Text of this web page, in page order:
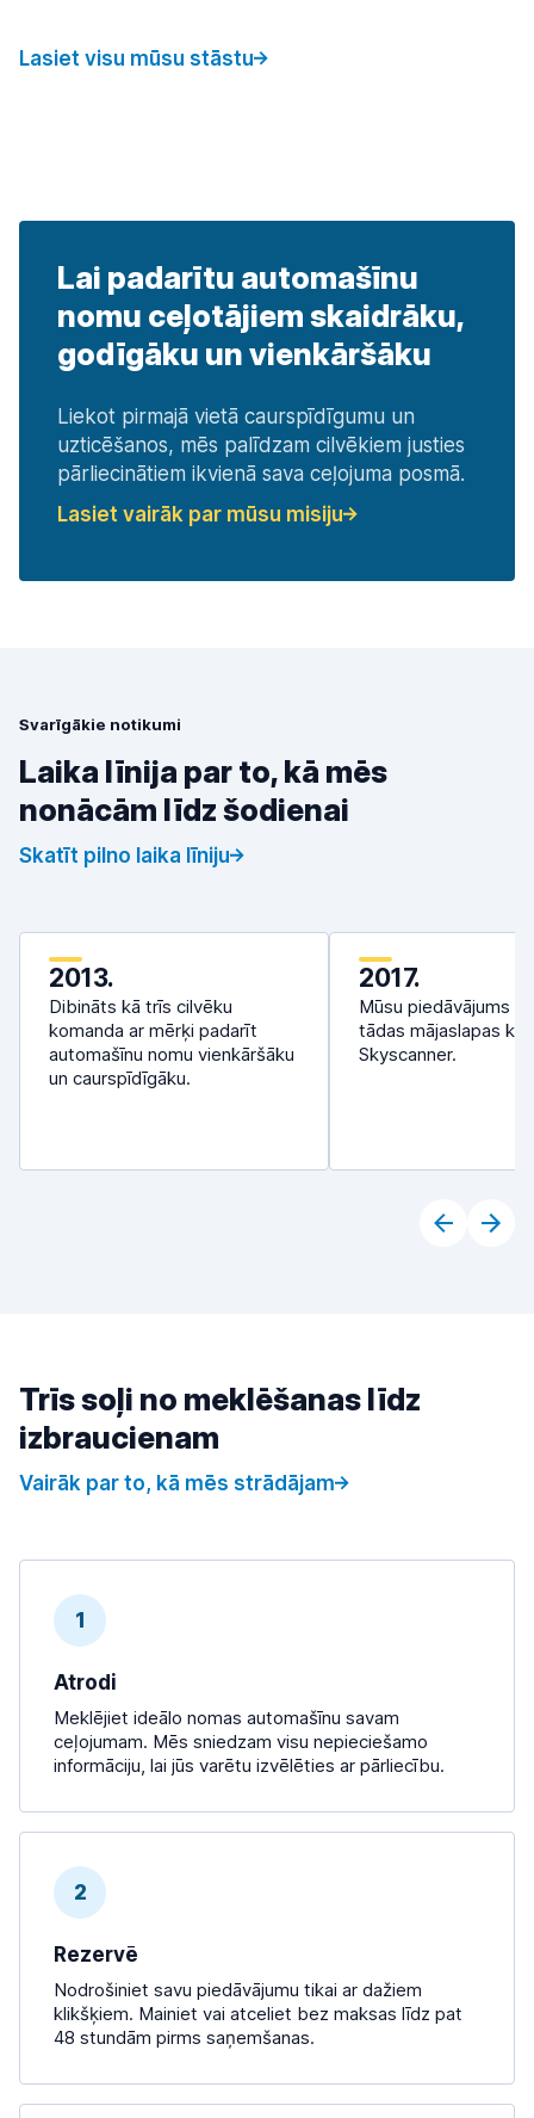
Lasiet visu mūsu stāstu
Lai padarītu automašīnu
nomu ceļotājiem skaidrāku,
godīgāku un vienkāršāku
Liekot pirmajā vietā caurspīdīgumu un
uzticēšanos, mēs palīdzam cilvēkiem justies
pārliecinātiem ikvienā sava ceļojuma posmā.
Lasiet vairāk par mūsu misiju
Svarīgākie notikumi
Laika līnija par to, kā mēs
nonācām līdz šodienai
Skatīt pilno laika līniju
2013.
Dibināts kā trīs cilvēku
komanda ar mērķi padarīt
automašīnu nomu vienkāršāku
un caurspīdīgāku.
2017.
Mūsu piedāvājums
tādas mājaslapas kā
Skyscanner.
Trīs soļi no meklēšanas līdz
izbraucienam
Vairāk par to, kā mēs strādājam
1
Atrodi
Meklējiet ideālo nomas automašīnu savam
ceļojumam. Mēs sniedzam visu nepieciešamo
informāciju, lai jūs varētu izvēlēties ar pārliecību.
2
Rezervē
Nodrošiniet savu piedāvājumu tikai ar dažiem
klikšķiem. Mainiet vai atceliet bez maksas līdz pat
48 stundām pirms saņemšanas.